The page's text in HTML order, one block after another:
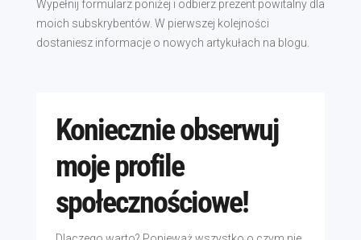
Wypełnij formularz poniżej i odbierz prezent powitalny dla
moich subskrybentów. W pierwszej kolejności
dostaniesz informacje o nowych artykułach na blogu.
Koniecznie obserwuj
moje profile
społecznościowe!